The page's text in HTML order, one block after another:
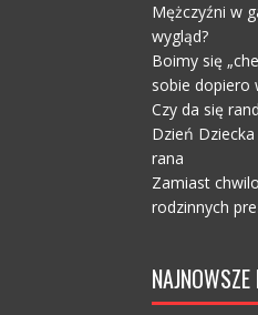
Mężczyźni w
wygląd?
Boimy się
sobie dopiero
Czy da się
Dzień
rana
Zamiast
rodzinnych